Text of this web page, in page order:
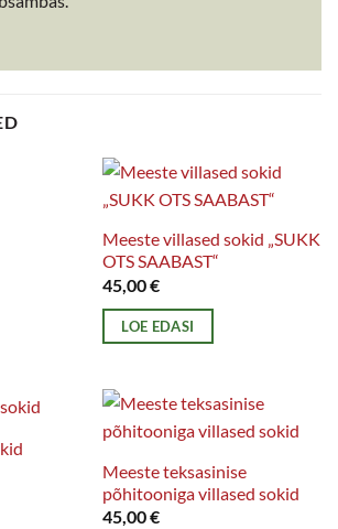
Meeste villased sokid „SUKK
OTS SAABAST“
45,00€
LOE EDASI
Meeste teksasinise
põhitooniga villased sokid
45,00€